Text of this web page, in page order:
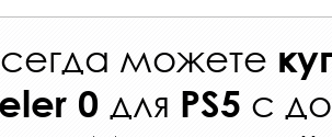
можете
0 для PS5 с